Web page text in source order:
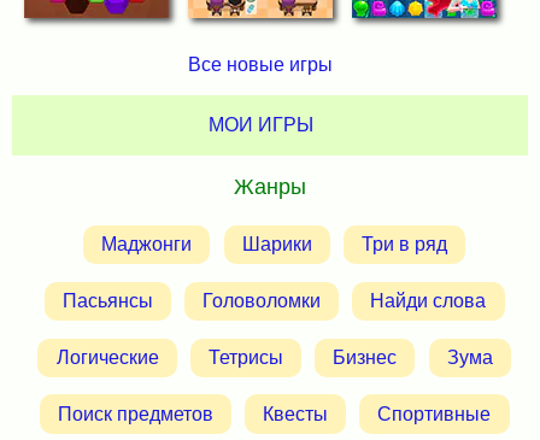
Все новые игры
МОИ ИГРЫ
Жанры
Маджонги Шарики Три в ряд
Пасьянсы Головоломки Найди слова
Логические Тетрисы Бизнес Зума
Поиск предметов Квесты Спортивные